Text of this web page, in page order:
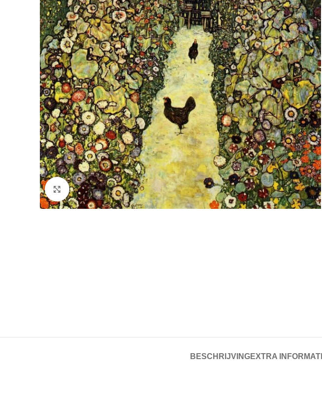
Click to enlarge
BESCHRIJVINGEXTRA